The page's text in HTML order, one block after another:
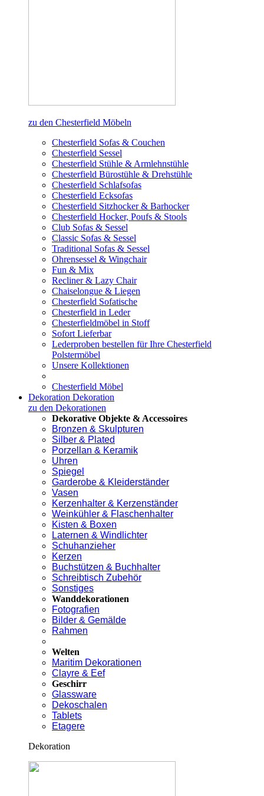
zu den Chesterfield Möbeln
Chesterfield Sofas & Couchen
Chesterfield Sessel
Chesterfield Stühle & Armlehnstühle
Chesterfield Bürostühle & Drehstühle
Chesterfield Schlafsofas
Chesterfield Ecksofas
Chesterfield Sitzhocker & Barhocker
Chesterfield Hocker, Poufs & Stools
Club Sofas & Sessel
Classic Sofas & Sessel
Traditional Sofas & Sessel
Ohrensessel & Wingchair
Fun & Mix
Recliner & Lazy Chair
Chaiselongue & Liegen
Chesterfield Sofatische
Chesterfield in Leder
Chesterfieldmöbel in Stoff
Sofort Lieferbar
Lederproben bestellen für Ihre Chesterfield
Polstermöbel
Unsere Kollektionen
Chesterfield Möbel
Dekoration Dekoration
zu den Dekorationen
Dekorative Objekte & Accessoires
Bronzen & Skulpturen
Silber & Plated
Porzellan & Keramik
Uhren
Spiegel
Garderobe & Kleiderständer
Vasen
Kerzenhalter & Kerzenständer
Weinkühler & Flaschenhalter
Kisten & Boxen
Laternen & Windlichter
Schuhanzieher
Kerzen
Buchstützen & Buchhalter
Schreibtisch Zubehör
Sonstiges
Wanddekorationen
Fotografien
Bilder & Gemälde
Rahmen
Welten
Maritim Dekorationen
Clayre & Eef
Geschirr
Glassware
Dekoschalen
Tablets
Etagere
Dekoration